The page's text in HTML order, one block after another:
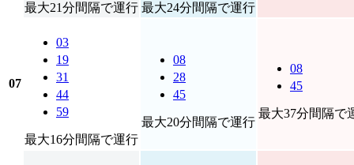
最大21分間隔で運行 最大24分間隔で運行
07
03
19
31
44
59
最大16分間隔で運行
08
28
45
最大20分間隔で運行
08
45
最大37分間隔で